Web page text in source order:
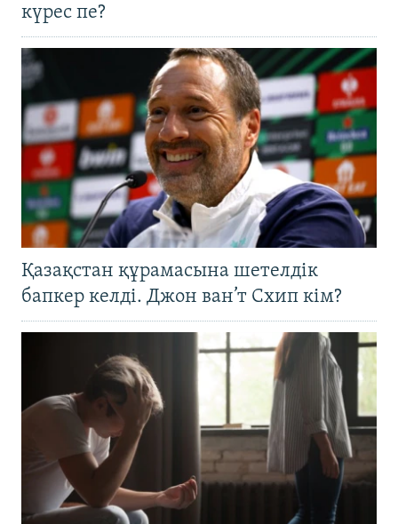
күрес пе?
Қазақстан құрамасына шетелдік
бапкер келді. Джон ван’т Схип кім?